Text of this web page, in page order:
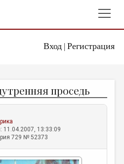
Вход| Регистрация
проседь
11.04.2007, 13:33:09
729 № 52373